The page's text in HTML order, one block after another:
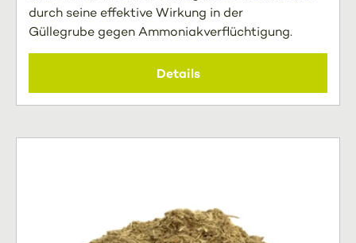
durch seine effektive Wirkung in der
Güllegrube gegen Ammoniakverflüchtigung.
Details